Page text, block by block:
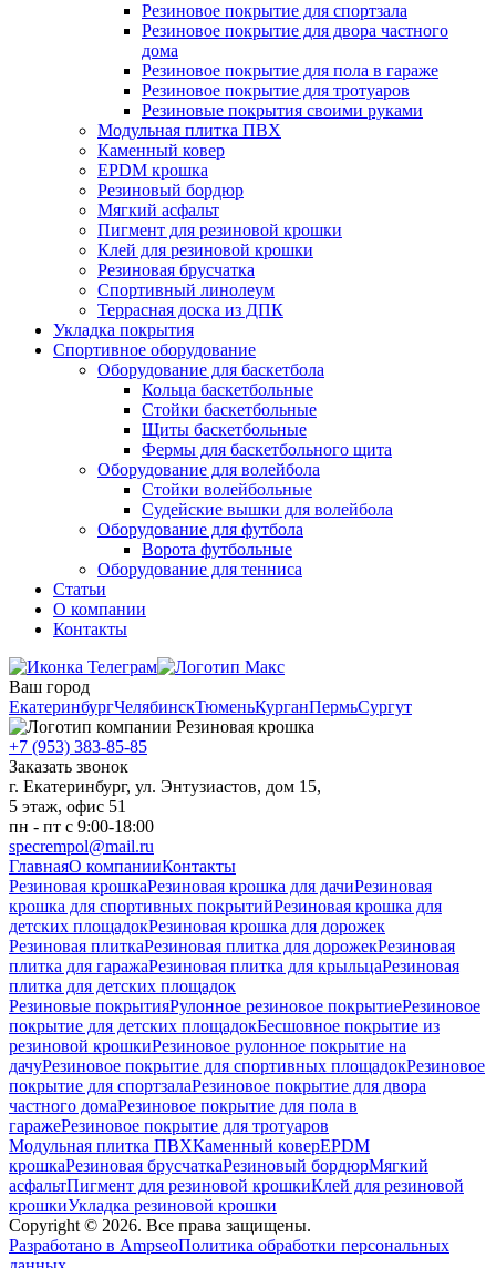
Резиновое покрытие для спортзала
Резиновое покрытие для двора частного
дома
Резиновое покрытие для пола в гараже
Резиновое покрытие для тротуаров
Резиновые покрытия своими руками
Модульная плитка ПВХ
Каменный ковер
EPDM крошка
Резиновый бордюр
Мягкий асфальт
Пигмент для резиновой крошки
Клей для резиновой крошки
Резиновая брусчатка
Спортивный линолеум
Террасная доска из ДПК
Укладка покрытия
Спортивное оборудование
Оборудование для баскетбола
Кольца баскетбольные
Стойки баскетбольные
Щиты баскетбольные
Фермы для баскетбольного щита
Оборудование для волейбола
Стойки волейбольные
Судейские вышки для волейбола
Оборудование для футбола
Ворота футбольные
Оборудование для тенниса
Статьи
О компании
Контакты
Ваш город
ЕкатеринбургЧелябинскТюменьКурганПермьСургут
+7 (953) 383-85-85
Заказать звонок
г. Екатеринбург, ул. Энтузиастов, дом 15,
5 этаж, офис 51
пн - пт с 9:00-18:00
specrempol@mail.ru
ГлавнаяО компанииКонтакты
Резиновая крошкаРезиновая крошка для дачиРезиновая
крошка для спортивных покрытийРезиновая крошка для
детских площадокРезиновая крошка для дорожек
Резиновая плиткаРезиновая плитка для дорожекРезиновая
плитка для гаражаРезиновая плитка для крыльцаРезиновая
плитка для детских площадок
Резиновые покрытияРулонное резиновое покрытиеРезиновое
покрытие для детских площадокБесшовное покрытие из
резиновой крошкиРезиновое рулонное покрытие на
дачуРезиновое покрытие для спортивных площадокРезиновое
покрытие для спортзалаРезиновое покрытие для двора
частного домаРезиновое покрытие для пола в
гаражеРезиновое покрытие для тротуаров
Модульная плитка ПВХКаменный коверEPDM
крошкаРезиновая брусчаткаРезиновый бордюрМягкий
асфальтПигмент для резиновой крошкиКлей для резиновой
крошкиУкладка резиновой крошки
Copyright © 2026. Все права защищены.
Разработано в AmpseoПолитика обработки персональных